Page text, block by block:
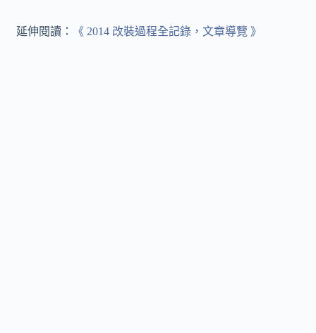
延伸閱讀： 《 2014 改裝過程全記錄，文章導覽 》